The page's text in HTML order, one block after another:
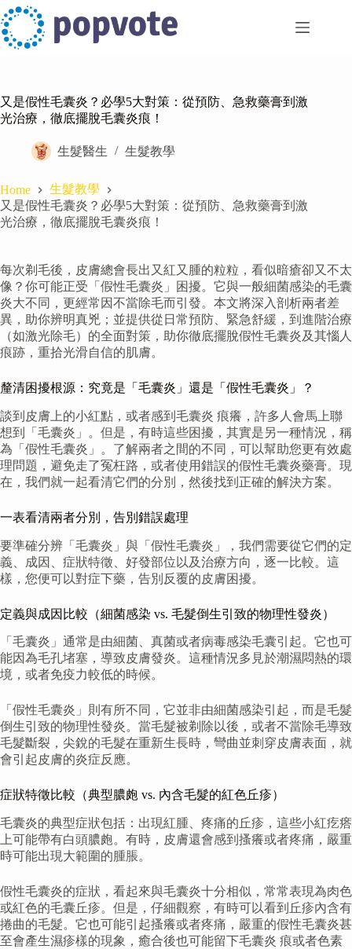
Skip
to
content
又是假性毛囊炎？必學5大對策：從預防、急救藥膏到激
光治療，徹底擺脫毛囊炎痕！
生髮醫生 生髮教學
Home
生髮教學
又是假性毛囊炎？必學5大對策：從預防、急救藥膏到激
光治療，徹底擺脫毛囊炎痕！
每次剃毛後，皮膚總會長出又紅又腫的粒粒，看似暗瘡卻又不太
像？你可能正受「假性毛囊炎」困擾。它與一般細菌感染的毛囊
炎大不同，更經常因不當除毛而引發。本文將深入剖析兩者差
異，助你辨明真兇；並提供從日常預防、緊急舒緩，到進階治療
（如激光除毛）的全面對策，助你徹底擺脫假性毛囊炎及其惱人
痕跡，重拾光滑自信的肌膚。
釐清困擾根源：究竟是「毛囊炎」還是「假性毛囊炎」？
談到皮膚上的小紅點，或者感到毛囊炎 痕癢，許多人會馬上聯
想到「毛囊炎」。但是，有時這些困擾，其實是另一種情況，稱
為「假性毛囊炎」。了解兩者之間的不同，可以幫助您更有效處
理問題，避免走了冤枉路，或者使用錯誤的假性毛囊炎藥膏。現
在，我們就一起看清它們的分別，然後找到正確的解決方案。
一表看清兩者分別，告別錯誤處理
要準確分辨「毛囊炎」與「假性毛囊炎」，我們需要從它們的定
義、成因、症狀特徵、好發部位以及治療方向，逐一比較。這
樣，您便可以對症下藥，告別反覆的皮膚困擾。
定義與成因比較（細菌感染 vs. 毛髮倒生引致的物理性發炎）
「毛囊炎」通常是由細菌、真菌或者病毒感染毛囊引起。它也可
能因為毛孔堵塞，導致皮膚發炎。這種情況多見於潮濕悶熱的環
境，或者免疫力較低的時候。
「假性毛囊炎」則有所不同，它並非由細菌感染引起，而是毛髮
倒生引致的物理性發炎。當毛髮被剃除以後，或者不當除毛導致
毛髮斷裂，尖銳的毛髮在重新生長時，彎曲並刺穿皮膚表面，就
會引起皮膚的炎症反應。
症狀特徵比較（典型膿皰 vs. 內含毛髮的紅色丘疹）
毛囊炎的典型症狀包括：出現紅腫、疼痛的丘疹，這些小紅疙瘩
上可能帶有白頭膿皰。有時，皮膚還會感到搔癢或者疼痛，嚴重
時可能出現大範圍的腫脹。
假性毛囊炎的症狀，看起來與毛囊炎十分相似，常常表現為肉色
或紅色的毛囊丘疹。但是，仔細觀察，有時可以看到丘疹內含有
捲曲的毛髮。它也可能引起搔癢或者疼痛，嚴重的假性毛囊炎甚
至會產生濕疹樣的現象，癒合後也可能留下毛囊炎 痕或者色素